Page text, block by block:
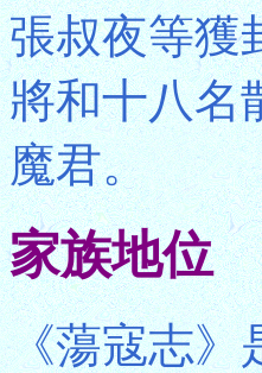
張叔夜等獲
將和十八名
魔君。
家族地位
《蕩寇志》